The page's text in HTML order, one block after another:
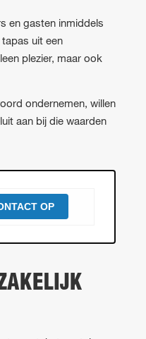
en gasten inmiddels
uit een
plezier, maar ook
ondernemen, willen
aan bij die waarden
OP